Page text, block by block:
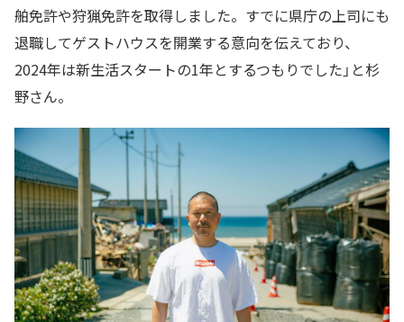
舶免許や狩猟免許を取得しました。すでに県庁の上司にも
退職してゲストハウスを開業する意向を伝えており、
2024年は新生活スタートの1年とするつもりでした」と杉
野さん。